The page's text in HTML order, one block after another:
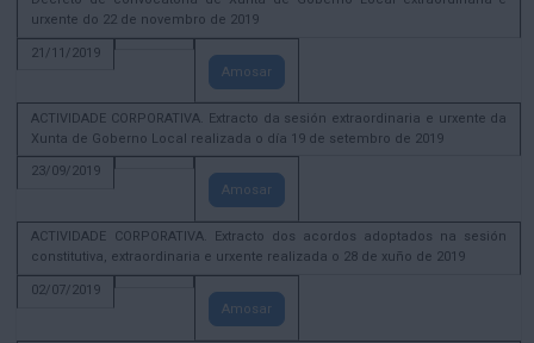
urxente do 22 de novembro de 2019
21/11/2019
Amosar
ACTIVIDADE CORPORATIVA. Extracto da sesión extraordinaria e urxente da
Xunta de Goberno Local realizada o día 19 de setembro de 2019
23/09/2019
Amosar
ACTIVIDADE CORPORATIVA. Extracto dos acordos adoptados na sesión
constitutiva, extraordinaria e urxente realizada o 28 de xuño de 2019
02/07/2019
Amosar